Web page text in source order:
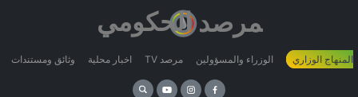
وثائق ومستندات اخبار محلية مرصد TV الوزراء والمسؤولين المنهاج الوزاري